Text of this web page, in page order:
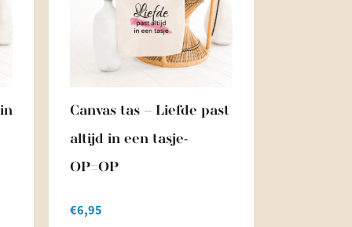
Canvas tas – Liefde past
altijd in een tasje-
OP=OP
€6,95